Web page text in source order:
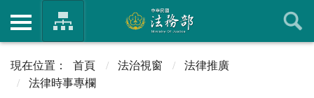
首頁 法治視窗
法律推廣
法律時事專欄